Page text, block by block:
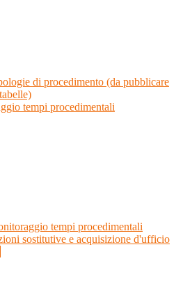
di procedimento (da pubblicare
tempi procedimentali
tempi procedimentali
sostitutive e acquisizione d'ufficio